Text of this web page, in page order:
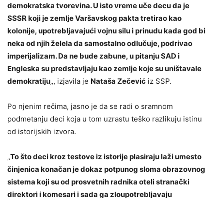
demokratska tvorevina. U isto vreme uče decu da je
SSSR koji je zemlje Varšavskog pakta tretirao kao
kolonije, upotrebljavajući vojnu silu i prinudu kada god bi
neka od njih želela da samostalno odlučuje, podrivao
imperijalizam. Da ne bude zabune, u pitanju SAD i
Engleska su predstavljaju kao zemlje koje su uništavale
demokratiju„, izjavila je Nataša Zečević iz SSP.
Po njenim rečima, jasno je da se radi o sramnom
podmetanju deci koja u tom uzrastu teško razlikuju istinu
od istorijskih izvora.
„To što deci kroz testove iz istorije plasiraju laži umesto
činjenica konačan je dokaz potpunog sloma obrazovnog
sistema koji su od prosvetnih radnika oteli stranački
direktori i komesari i sada ga zloupotrebljavaju